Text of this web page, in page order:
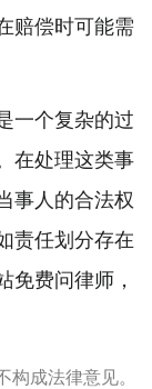
赔偿时可能需
一个复杂的过
在处理这类事
事人的合法权
责任划分存在
免费问律师，
成法律意见。